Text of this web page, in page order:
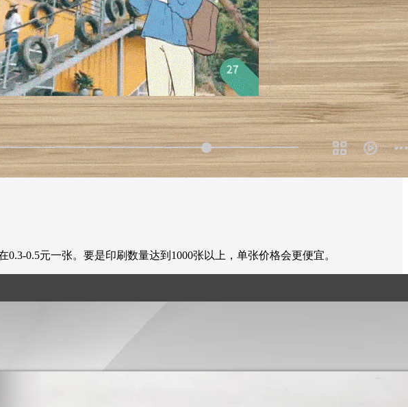
0.5元一张。要是印刷数量达到1000张以上，单张价格会更便宜。